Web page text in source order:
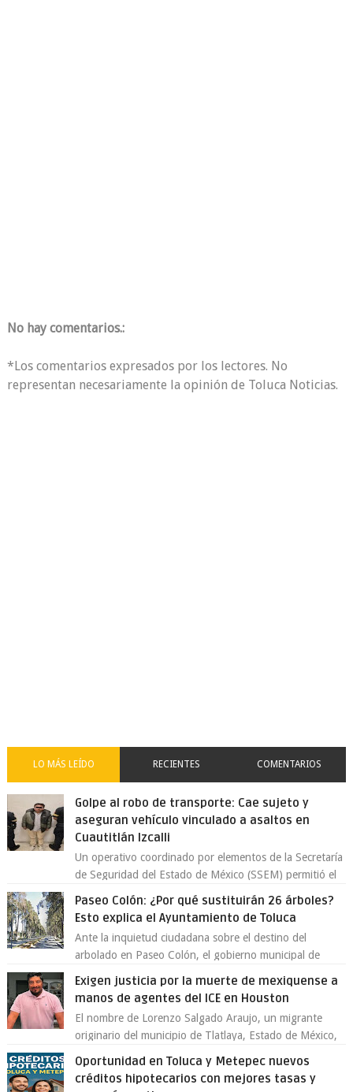
No hay comentarios.:
*Los comentarios expresados por los lectores. No
representan necesariamente la opinión de Toluca Noticias.
LO MÁS LEÍDO RECIENTES COMENTARIOS
Golpe al robo de transporte: Cae sujeto y
aseguran vehículo vinculado a asaltos en
Cuautitlán Izcalli
Un operativo coordinado por elementos de la Secretaría
de Seguridad del Estado de México (SSEM) permitió el
Paseo Colón: ¿Por qué sustituirán 26 árboles?
Esto explica el Ayuntamiento de Toluca
Ante la inquietud ciudadana sobre el destino del
arbolado en Paseo Colón, el gobierno municipal de
Exigen justicia por la muerte de mexiquense a
manos de agentes del ICE en Houston
El nombre de Lorenzo Salgado Araujo, un migrante
originario del municipio de Tlatlaya, Estado de México,
Oportunidad en Toluca y Metepec nuevos
créditos hipotecarios con mejores tasas y